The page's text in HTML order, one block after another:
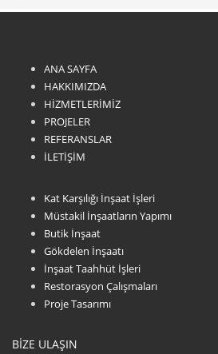
ANA SAYFA
HAKKIMIZDA
HİZMETLERİMİZ
PROJELER
REFERANSLAR
İLETİŞİM
Kat Karşılığı İnşaat İşleri
Müstakil İnşaatların Yapımı
Butik İnşaat
Gökdelen İnşaatı
İnşaat Taahhüt İşleri
Restorasyon Çalışmaları
Proje Tasarımı
BİZE ULAŞIN